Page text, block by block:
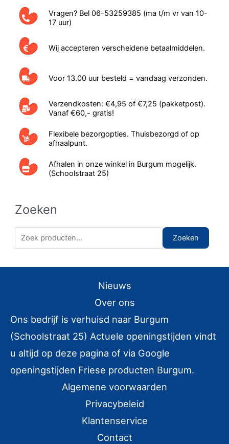
Vragen? Bel 06-53259385 (ma t/m vr van 10-
17 uur)
Wij accepteren verscheidene betaalmiddelen.
Voor 13.00 uur besteld = vandaag verzonden.
Verzendkosten: €4,95 of €7,25 (pakketpost).
Vanaf €60,- gratis!
Flexibele bezorgopties. Thuisbezorgd of op
afhaalpunt.
Afhalen in onze winkel in Burgum mogelijk.
(Schoolstraat 25)
Zoeken
o
n
a
a
r
Zoeken
Nieuws
Over ons
Ons bedrijf is verhuisd naar Burgum
(Schoolstraat 25) Actuele openingstijden vindt
u altijd op deze pagina of via Google
openingstijden Friese producten Burgum.
Algemene voorwaarden
Privacybeleid
Klantenservice
Contact